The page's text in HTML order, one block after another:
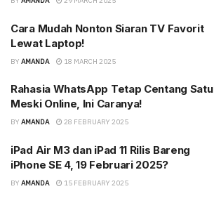
Cara Mudah Nonton Siaran TV Favorit
Lewat Laptop!
BY AMANDA 18 MARCH 2025
Rahasia WhatsApp Tetap Centang Satu
Meski Online, Ini Caranya!
BY AMANDA 28 FEBRUARY 2025
iPad Air M3 dan iPad 11 Rilis Bareng
iPhone SE 4, 19 Februari 2025?
BY AMANDA 15 FEBRUARY 2025